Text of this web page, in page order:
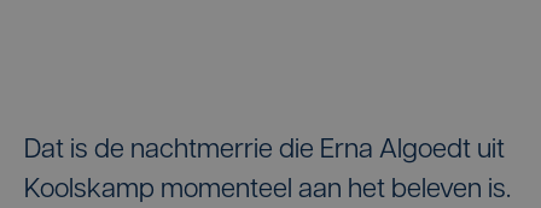
Dat is de nachtmerrie die Erna Algoedt uit
Koolskamp momenteel aan het beleven is.